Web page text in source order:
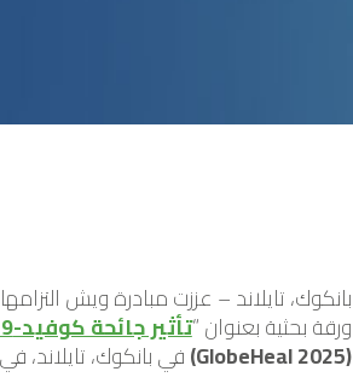
بانكوك، تايلاند – عززت مبادرة ويش
ورقة بحثية بعنوان “تأثير جائحة كوفيد-19 على النشاط البدني في دولة قطر”
(GlobeHeal 2025)
في بانكوك، تايلاند،